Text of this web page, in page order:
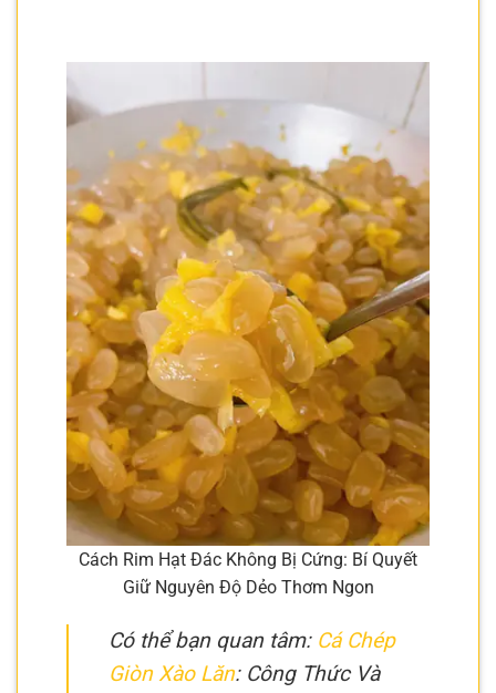
Cách Rim Hạt Đác Không Bị Cứng: Bí Quyết
Giữ Nguyên Độ Dẻo Thơm Ngon
Có thể bạn quan tâm: Cá Chép
Giòn Xào Lăn: Công Thức Và